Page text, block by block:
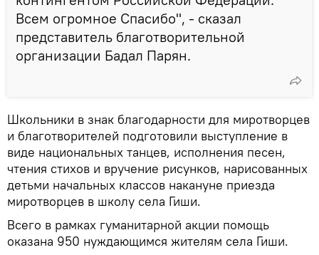
Всем огромное Спасибо", - сказал
представитель благотворительной
организации Бадал Парян.
Школьники в знак благодарности для миротворцев
и благотворителей подготовили выступление в
виде национальных танцев, исполнения песен,
чтения стихов и вручение рисунков, нарисованных
детьми начальных классов накануне приезда
миротворцев в школу села Гиши.
Всего в рамках гуманитарной акции помощь
оказана 950 нуждающимся жителям села Гиши.